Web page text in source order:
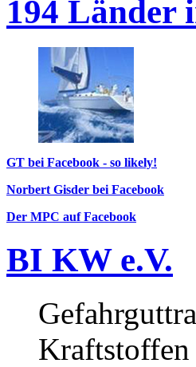
194 Länder
GT bei Facebook - so likely!
Norbert Gisder bei Facebook
Der MPC auf Facebook
BI KW e.V.